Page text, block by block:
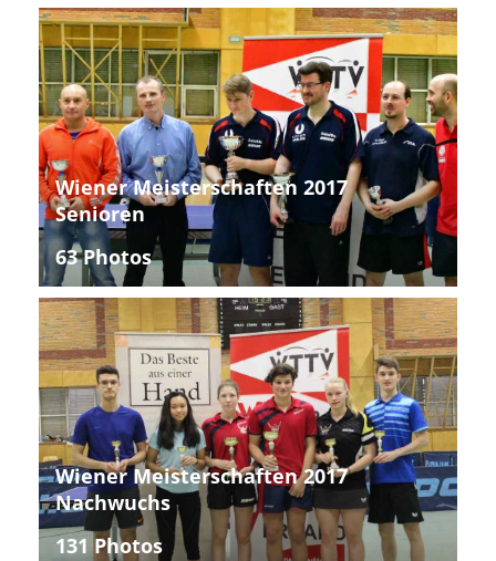
Wiener Meisterschaften 2017
Senioren
63 Photos
Wiener Meisterschaften 2017
Nachwuchs
131 Photos